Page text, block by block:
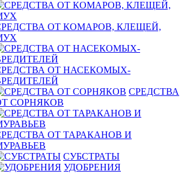
ОТ КОМАРОВ, КЛЕЩЕЙ,
ОТ НАСЕКОМЫХ-
СРЕДСТВА
СОРНЯКОВ
ОТ ТАРАКАНОВ И
СУБСТРАТЫ
УДОБРЕНИЯ